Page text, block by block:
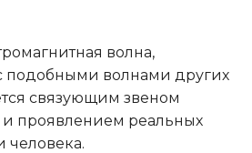
волна,
подобными волнами других
связующим звеном
проявлением реальных
человека.